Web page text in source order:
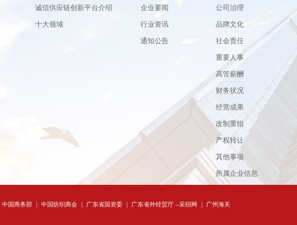
诚信供应链创新平台介绍
十大领域
企业要闻
行业资讯
通知公告
公司治理
品牌文化
社会责任
重要人事
高管薪酬
财务状况
经营成果
改制重组
产权转让
其他事项
所属企业信息
中国商务部 中国纺织商会 广东省国资委 广东省外经贸厅 --采招网 广州海关